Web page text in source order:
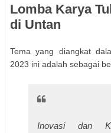
Lomba Karya
di Untan
Tema yang diangkat
2023 ini adalah sebagai
Inovasi dan